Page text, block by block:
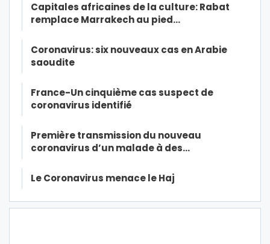
Capitales africaines de la culture: Rabat
remplace Marrakech au pied…
Coronavirus: six nouveaux cas en Arabie
saoudite
France-Un cinquième cas suspect de
coronavirus identifié
Première transmission du nouveau
coronavirus d’un malade à des…
Le Coronavirus menace le Haj